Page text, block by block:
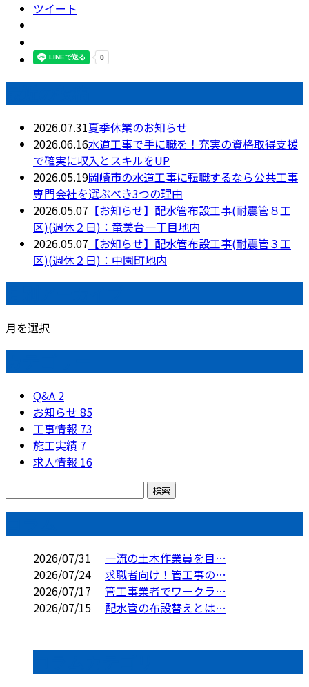
ツイート
2026.07.31夏季休業のお知らせ
2026.06.16水道工事で手に職を！充実の資格取得支援
で確実に収入とスキルをUP
2026.05.19岡崎市の水道工事に転職するなら公共工事
専門会社を選ぶべき3つの理由
2026.05.07 【お知らせ】配水管布設工事(耐震管８工
区)(週休２日)：竜美台一丁目地内
2026.05.07 【お知らせ】配水管布設工事(耐震管３工
区)(週休２日)：中園町地内
月を選択
Q&A 2
お知らせ 85
工事情報 73
施工実績 7
求人情報 16
2026/07/31
一流の土木作業員を目…
2026/07/24
求職者向け！管工事の…
2026/07/17
管工事業者でワークラ…
2026/07/15
配水管の布設替えとは…